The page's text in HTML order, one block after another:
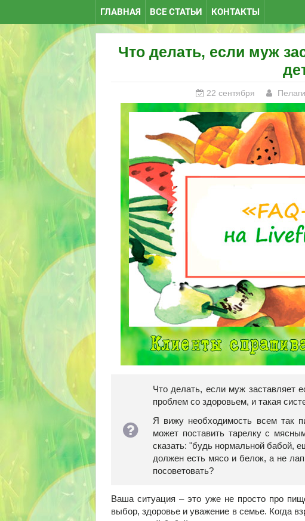
ГЛАВНАЯ ВСЕ СТАТЬИ КОНТАКТЫ
Что делать, если муж
22 сентября
Что делать, если муж заставляет
проблем со здоровьем, и такая
Я вижу необходимость всем так
может поставить тарелку с
сказать: "будь нормальной бабой,
должен есть мясо и белок, а не
посоветовать?
Ваша ситуация – это уже не просто про
выбор, здоровье и уважение в семье. Когда